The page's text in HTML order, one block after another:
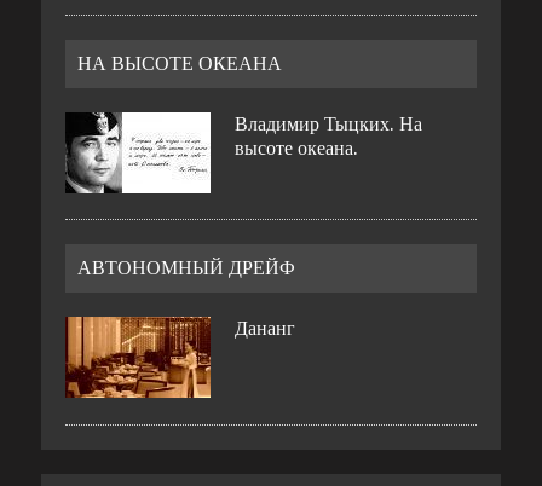
НА ВЫСОТЕ ОКЕАНА
Владимир Тыцких. На
высоте океана.
АВТОНОМНЫЙ ДРЕЙФ
Дананг